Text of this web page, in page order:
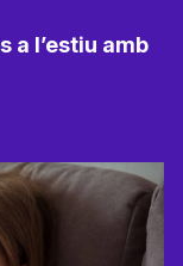
a l’estiu amb